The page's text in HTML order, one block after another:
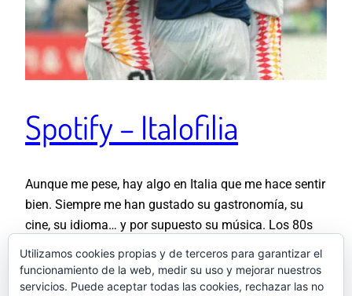
Spotify – Italofilia
Aunque me pese, hay algo en Italia que me hace sentir
bien. Siempre me han gustado su gastronomía, su
cine, su idioma… y por supuesto su música. Los 80s
todos los medios de comunicación, y yo mamé de
todo aquello. Me sentí familiarizado desde pequeño
Utilizamos cookies propias y de terceros para garantizar el
funcionamiento de la web, medir su uso y mejorar nuestros
servicios. Puede aceptar todas las cookies, rechazar las no